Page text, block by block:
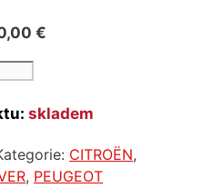
€
skladem
CITROËN,
, PEUGEOT